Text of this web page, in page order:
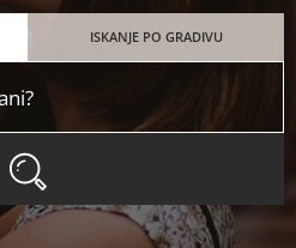
ISKANJE PO GRADIVU
ISKANJE